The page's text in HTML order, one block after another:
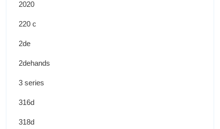
2020
220 c
2de
2dehands
3 series
316d
318d